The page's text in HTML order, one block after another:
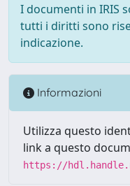
I documenti in IRIS
tutti i diritti sono
indicazione.
Informazioni
Utilizza questo
link a questo
https://